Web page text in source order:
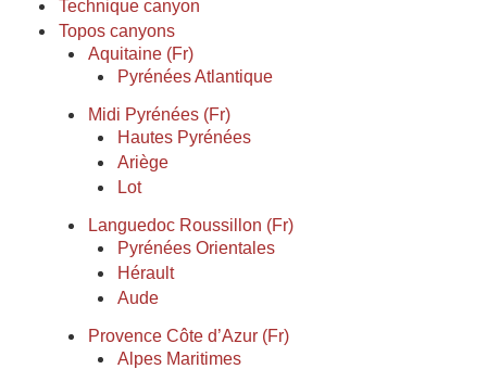
Technique canyon
Topos canyons
Aquitaine (Fr)
Pyrénées Atlantique
Midi Pyrénées (Fr)
Hautes Pyrénées
Ariège
Lot
Languedoc Roussillon (Fr)
Pyrénées Orientales
Hérault
Aude
Provence Côte d’Azur (Fr)
Alpes Maritimes